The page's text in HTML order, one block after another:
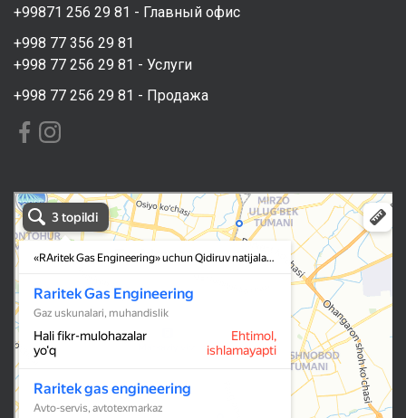
+99871 256 29 81 - Главный офис
+998 77 356 29 81
+998 77 256 29 81 - Услуги
+998 77 256 29 81 - Продажа
RAritek Gas Engineering в Ташкенте
Ташкент